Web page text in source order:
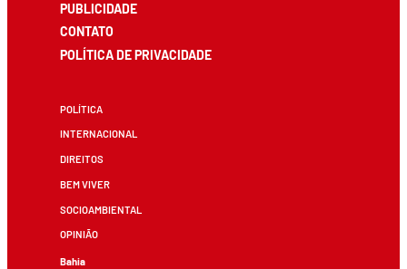
PUBLICIDADE
CONTATO
POLÍTICA DE PRIVACIDADE
POLÍTICA
INTERNACIONAL
DIREITOS
BEM VIVER
SOCIOAMBIENTAL
OPINIÃO
Bahia